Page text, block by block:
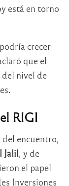
está en torno
crecer
que el
nivel de
RIGI
encuentro,
Jalil, y de
el papel
Inversiones